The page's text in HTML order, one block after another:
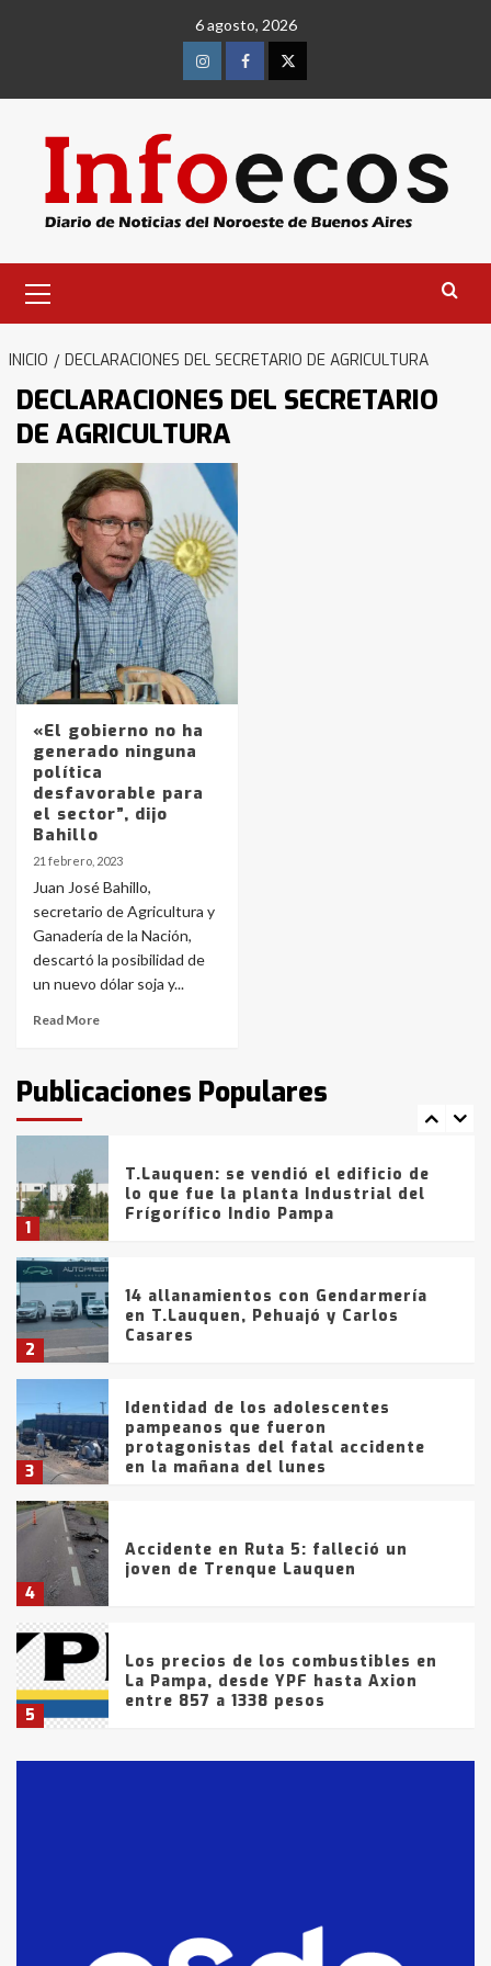
6 agosto, 2026
InstagramFacebookTwitter
primario
INICIO DECLARACIONES DEL SECRETARIO DE AGRICULTURA
DECLARACIONES DEL SECRETARIO
DE AGRICULTURA
«El gobierno no ha
generado ninguna
política
desfavorable para
el sector”, dijo
Bahillo
21 febrero, 2023
Juan José Bahillo,
secretario de Agricultura y
Ganadería de la Nación,
descartó la posibilidad de
un nuevo dólar soja y...
Read More
Publicaciones Populares
3
Identidad de los adolescentes
pampeanos que fueron
protagonistas del fatal accidente
en la mañana del lunes
Accidente en Ruta 5: falleció un
5
Los precios de los combustibles en
La Pampa, desde YPF hasta Axion
6
La Bolsa de Cereales de Bahía
Blanca anticipa que Agosto vendrá
con lluvias y heladas, en gran parte
de la provincia
fueron detenidos por
comercialización de drogas en la
tarde del sábado
1
T.Lauquen: se vendió el edificio de
lo que fue la planta Industrial del
Frígorífico Indio Pampa
2
14 allanamientos con Gendarmería
en T.Lauquen, Pehuajó y Carlos
Casares
3
Identidad de los adolescentes
pampeanos que fueron
protagonistas del fatal accidente
en la mañana del lunes
4
Accidente en Ruta 5: falleció un
joven de Trenque Lauquen
5
Los precios de los combustibles en
La Pampa, desde YPF hasta Axion
entre 857 a 1338 pesos
fueron detenidos por
comercialización de drogas en la